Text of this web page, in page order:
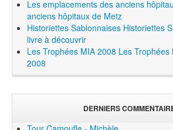
Les emplacements des anciens
anciens hôpitaux de Metz
Historiettes Sablonnaises Historiettes
livre à découvrir
Les Trophées MIA 2008 Les Trophées
2008
DERNIERS